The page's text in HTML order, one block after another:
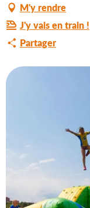
M'y rendre
J'y vais en train !
Partager